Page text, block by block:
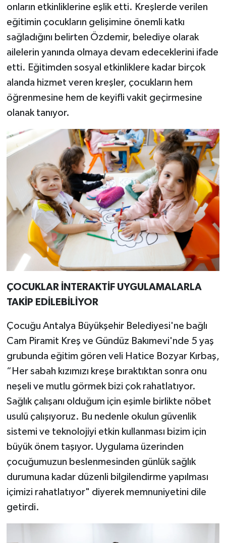
onların etkinliklerine eşlik etti. Kreşlerde verilen
eğitimin çocukların gelişimine önemli katkı
sağladığını belirten Özdemir, belediye olarak
ailelerin yanında olmaya devam edeceklerini ifade
etti. Eğitimden sosyal etkinliklere kadar birçok
alanda hizmet veren kreşler, çocukların hem
öğrenmesine hem de keyifli vakit geçirmesine
olanak tanıyor.
ÇOCUKLAR İNTERAKTİF UYGULAMALARLA
TAKİP EDİLEBİLİYOR
Çocuğu Antalya Büyükşehir Belediyesi'ne bağlı
Cam Piramit Kreş ve Gündüz Bakımevi'nde 5 yaş
grubunda eğitim gören veli Hatice Bozyar Kırbaş,
“Her sabah kızımızı kreşe bıraktıktan sonra onu
neşeli ve mutlu görmek bizi çok rahatlatıyor.
Sağlık çalışanı olduğum için eşimle birlikte nöbet
usulü çalışıyoruz. Bu nedenle okulun güvenlik
sistemi ve teknolojiyi etkin kullanması bizim için
büyük önem taşıyor. Uygulama üzerinden
çocuğumuzun beslenmesinden günlük sağlık
durumuna kadar düzenli bilgilendirme yapılması
içimizi rahatlatıyor" diyerek memnuniyetini dile
getirdi.